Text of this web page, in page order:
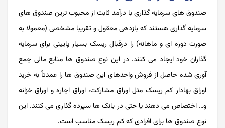
صندوق های سرمایه‌ گذاری با درآمد ثابت از محبوب ترین صندوق های
سرمایه گذاری هستند که بازدهی معقول و تقریبا مشخصی (معمولا به
صورت دوره ای و ماهانه) را درقبال ریسک بسیار پایینی برای سرمایه
گذاران خود ایجاد می کنند. در این نوع صندوق ها منابع مالی جمع
آوری شده حاصل از فروش واحدهای این صندوق ها را عمدتاً به خرید
اوراق بهادار کم ‌ریسک مثل اوراق مشارکت، اوراق اجاره و اوراق خزانه
و… اختصاص می‌ دهند یا حتی در بانک ها سپرده گذاری می کنند. این
نوع صندوق ها برای افرادی که کم ریسک مناسب است.